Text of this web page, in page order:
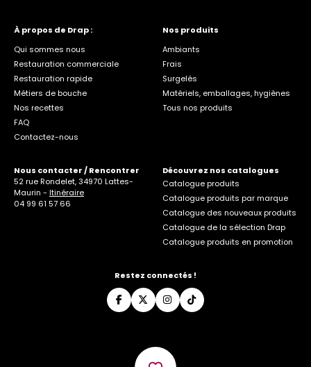
À propos de Drap :
Qui sommes nous
Restauration commerciale
Restauration rapide
Métiers de bouche
Nos recettes
FAQ
Contactez-nous
Nos produits
Ambiants
Frais
Surgelés
Matériels, emballages, hygiènes
Tous nos produits
Nous contacter / Rencontrer
52 rue Rondelet, 34970 Lattes-
Maurin - Itinéraire
04 99 61 57 66
Découvrez nos catalogues
Catalogue produits
Catalogue produits par marque
Catalogue des nouveaux produits
Catalogue de la sélection Drap
Catalogue produits en promotion
Restez connectés !